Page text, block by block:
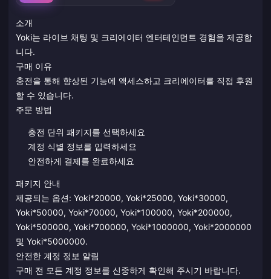
소개
Yoki는 라이브 채팅 및 크리에이터 엔터테인먼트 경험을 제공합
니다.
구매 이유
충전을 통해 향상된 기능에 액세스하고 크리에이터를 직접 후원
할 수 있습니다.
주문 방법
충전 단위 패키지를 선택하세요
계정 식별 정보를 입력하세요
안전하게 결제를 완료하세요
패키지 안내
제공되는 옵션: Yoki*20000, Yoki*25000, Yoki*30000,
Yoki*50000, Yoki*70000, Yoki*100000, Yoki*200000,
Yoki*500000, Yoki*700000, Yoki*1000000, Yoki*2000000
및 Yoki*5000000.
안전한 계정 정보 알림
구매 전 모든 계정 정보를 신중하게 확인해 주시기 바랍니다.